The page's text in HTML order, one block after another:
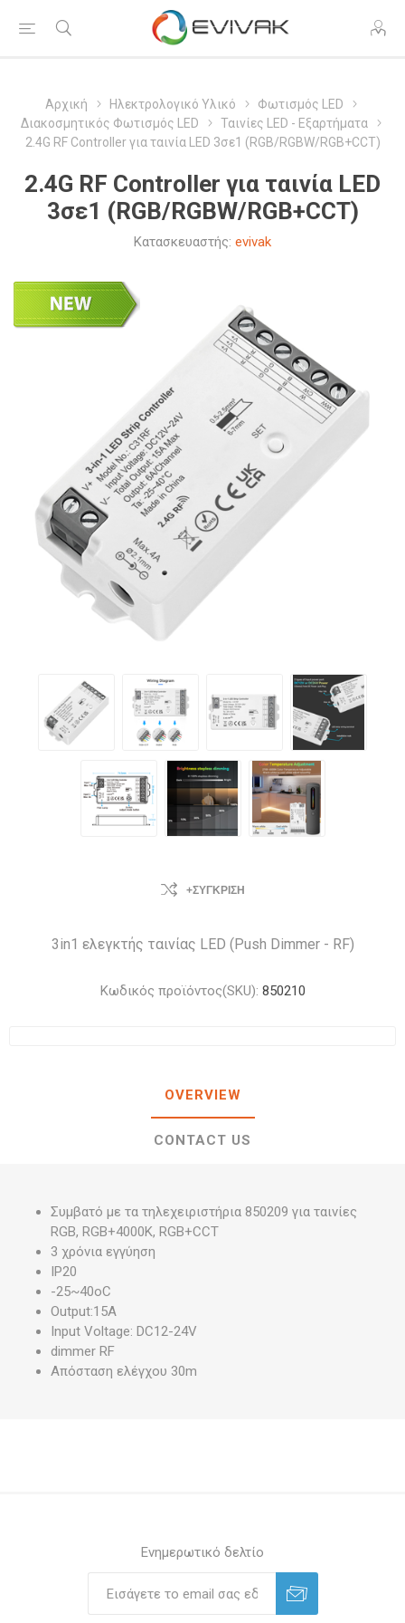
Αρχική Ηλεκτρολογικό Υλικό
Φωτισμός LED
Διακοσμητικός Φωτισμός LED
Ταινίες LED - Εξαρτήματα
2.4G RF Controller για ταινία LED 3σε1 (RGB/RGBW/RGB+CCT)
2.4G RF Controller για ταινία LED
3σε1 (RGB/RGBW/RGB+CCT)
Κατασκευαστής: evivak
+ΣΎΓΚΡΙΣΗ
3in1 ελεγκτής ταινίας LED (Push Dimmer - RF)
Κωδικός προϊόντος(SKU): 850210
OVERVIEW
CONTACT US
Συμβατό με τα τηλεχειριστήρια 850209 για ταινίες
RGB, RGB+4000K, RGB+CCT
3 χρόνια εγγύηση
IP20
-25~40oC
Output:15A
Input Voltage: DC12-24V
dimmer RF
Απόσταση ελέγχου 30m
Ενημερωτικό δελτίο